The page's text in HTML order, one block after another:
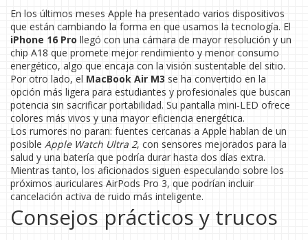
En los últimos meses Apple ha presentado varios dispositivos
que están cambiando la forma en que usamos la tecnología. El
iPhone 16 Pro llegó con una cámara de mayor resolución y un
chip A18 que promete mejor rendimiento y menor consumo
energético, algo que encaja con la visión sustentable del sitio.
Por otro lado, el MacBook Air M3 se ha convertido en la
opción más ligera para estudiantes y profesionales que buscan
potencia sin sacrificar portabilidad. Su pantalla mini‑LED ofrece
colores más vivos y una mayor eficiencia energética.
Los rumores no paran: fuentes cercanas a Apple hablan de un
posible Apple Watch Ultra 2, con sensores mejorados para la
salud y una batería que podría durar hasta dos días extra.
Mientras tanto, los aficionados siguen especulando sobre los
próximos auriculares AirPods Pro 3, que podrían incluir
cancelación activa de ruido más inteligente.
Consejos prácticos y trucos